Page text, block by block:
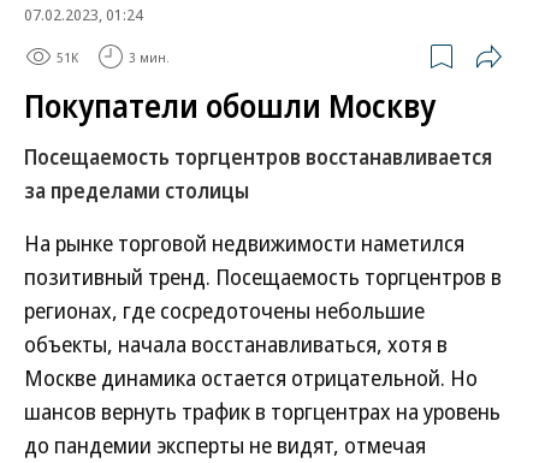
07.02.2023, 01:24
51K 3 мин.
Покупатели обошли Москву
Посещаемость торгцентров восстанавливается
за пределами столицы
На рынке торговой недвижимости наметился
позитивный тренд. Посещаемость торгцентров в
регионах, где сосредоточены небольшие
объекты, начала восстанавливаться, хотя в
Москве динамика остается отрицательной. Но
шансов вернуть трафик в торгцентрах на уровень
до пандемии эксперты не видят, отмечая